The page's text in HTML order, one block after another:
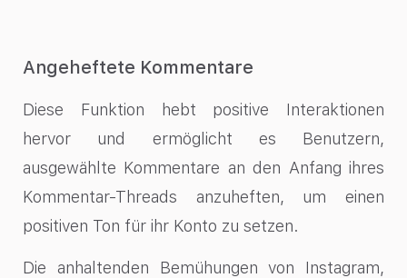
Angeheftete Kommentare
Diese Funktion hebt positive Interaktionen
hervor und ermöglicht es Benutzern,
ausgewählte Kommentare an den Anfang ihres
Kommentar-Threads anzuheften, um einen
positiven Ton für ihr Konto zu setzen.
Die anhaltenden Bemühungen von Instagram,